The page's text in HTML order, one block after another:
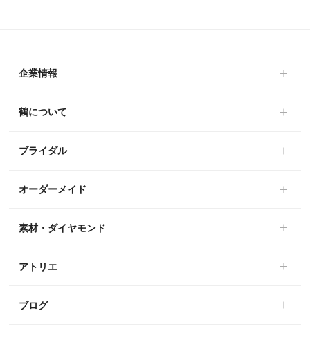
企業情報
鶴について
ブライダル
オーダーメイド
素材・ダイヤモンド
アトリエ
ブログ